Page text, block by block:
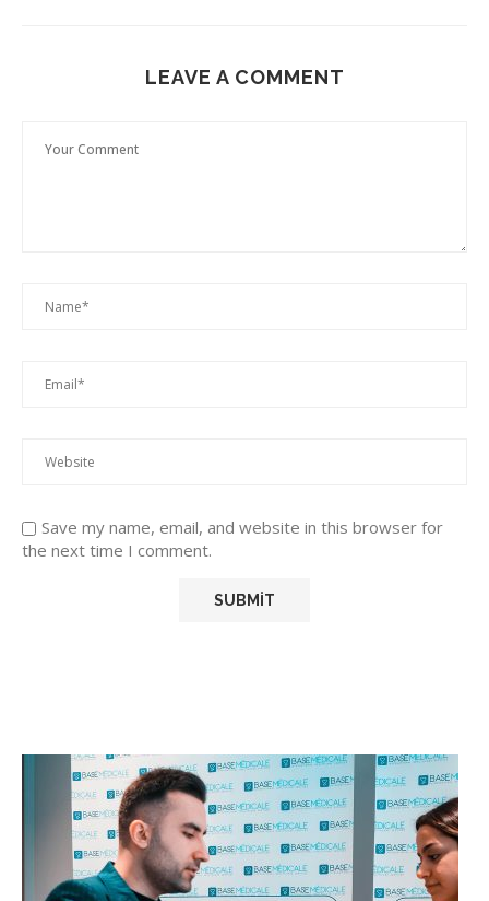
LEAVE A COMMENT
Save my name, email, and website in this browser for
the next time I comment.